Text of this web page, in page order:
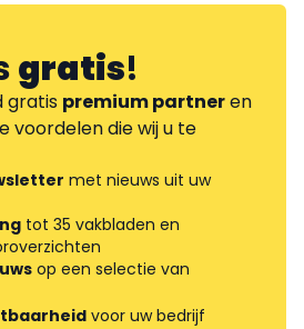
gratis!
gratis premium partneren
voordelen die wij u te
met nieuws uit uw
tot 35 vakbladen en
op een selectie van
voor uw bedrijf